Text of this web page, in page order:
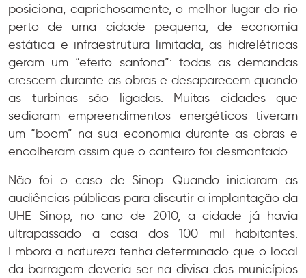
posiciona, caprichosamente, o melhor lugar do rio
perto de uma cidade pequena, de economia
estática e infraestrutura limitada, as hidrelétricas
geram um “efeito sanfona”: todas as demandas
crescem durante as obras e desaparecem quando
as turbinas são ligadas. Muitas cidades que
sediaram empreendimentos energéticos tiveram
um “boom” na sua economia durante as obras e
encolheram assim que o canteiro foi desmontado.
Não foi o caso de Sinop. Quando iniciaram as
audiências públicas para discutir a implantação da
UHE Sinop, no ano de 2010, a cidade já havia
ultrapassado a casa dos 100 mil habitantes.
Embora a natureza tenha determinado que o local
da barragem deveria ser na divisa dos municípios